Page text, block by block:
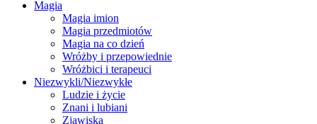
Magia
Magia imion
Magia przedmiotów
Magia na co dzień
Wróżby i przepowiednie
Wróżbici i terapeuci
Niezwykli/Niezwykłe
Ludzie i życie
Znani i lubiani
Zjawiska